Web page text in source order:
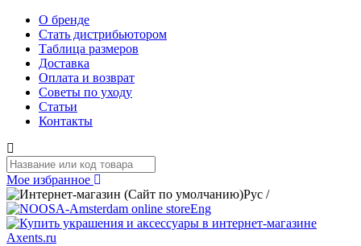
О бренде
Стать дистрибьютором
Таблица размеров
Доставка
Оплата и возврат
Советы по уходу
Статьи
Контакты
Мое избранное
Рус /
Eng